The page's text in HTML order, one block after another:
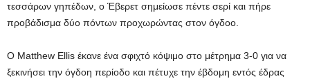
τεσσάρων γηπέδων, ο Έβερετ σημείωσε πέντε σερί και πήρε
προβάδισμα δύο πόντων προχωρώντας στον όγδοο.
Ο Matthew Ellis έκανε ένα σφιχτό κόψιμο στο μέτρημα 3-0 για να
ξεκινήσει την όγδοη περίοδο και πέτυχε την έβδομη εντός έδρας